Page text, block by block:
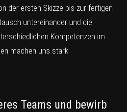
der ersten Skizze bis zur fertigen
untereinander und die
Kompetenzen im
machen uns stark.
Teams und bewirb